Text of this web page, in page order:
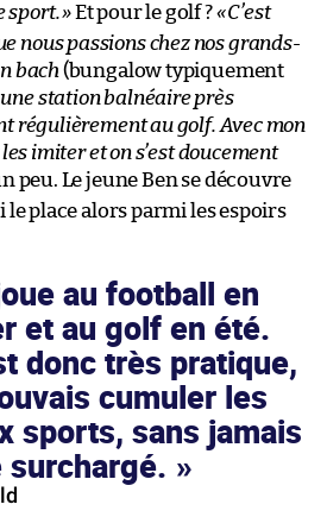
sport.»Et pour le golf ?«C’est
nous passions chez nos grands-
bach (bungalow typiquement
station balnéaire près
régulièrement au golf. Avec mon
imiter et on s’est doucement
peu. Le jeune Ben se découvre
le place alors parmi les espoirs
au football en
et au golf en été.
donc très pratique,
cumuler les
sports, sans jamais
surchargé.